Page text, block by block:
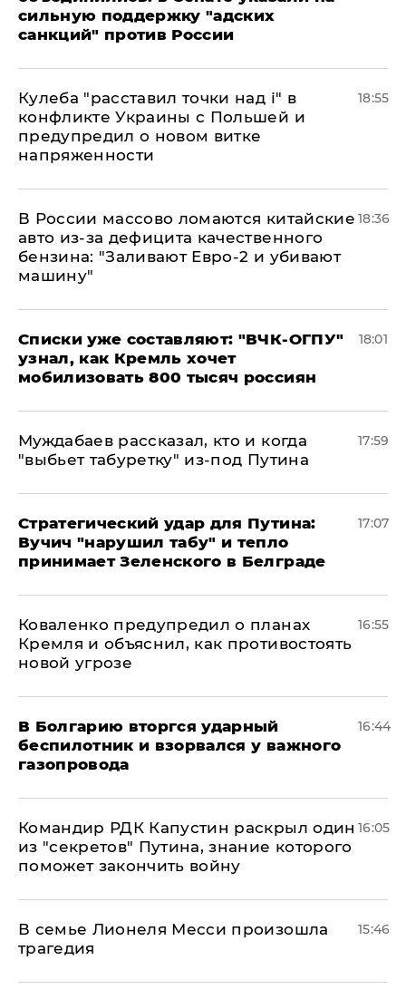
сильную поддержку "адских
санкций" против России
Кулеба "расставил точки над і" в
конфликте Украины с Польшей и
предупредил о новом витке
напряженности
18:55
В России массово ломаются китайские
авто из-за дефицита качественного
бензина: "Заливают Евро-2 и убивают
машину"
18:36
Списки уже составляют: "ВЧК-ОГПУ"
узнал, как Кремль хочет
мобилизовать 800 тысяч россиян
18:01
Муждабаев рассказал, кто и когда
"выбьет табуретку" из-под Путина
17:59
Стратегический удар для Путина:
Вучич "нарушил табу" и тепло
принимает Зеленского в Белграде
17:07
Коваленко предупредил о планах
Кремля и объяснил, как противостоять
новой угрозе
16:55
В Болгарию вторгся ударный
беспилотник и взорвался у важного
газопровода
16:44
Командир РДК Капустин раскрыл один
из "секретов" Путина, знание которого
поможет закончить войну
16:05
В семье Лионеля Месси произошла
трагедия
15:46